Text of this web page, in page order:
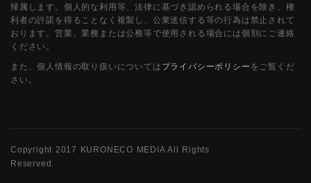
帰属します。個人的な利用等、法律に基づき認められる場合を除き、権
利者の許諾を得ることなく複製し、公衆送信する等の行為は禁止されて
おります。営業、業務または公務等で使用される場合には個別にご連絡
ください。
また、個人情報の取り扱いについては プライバシーポリシー をご覧くだ
さい。
Copyright 2017 KURONECO MEDIA All Rights
Reserved.